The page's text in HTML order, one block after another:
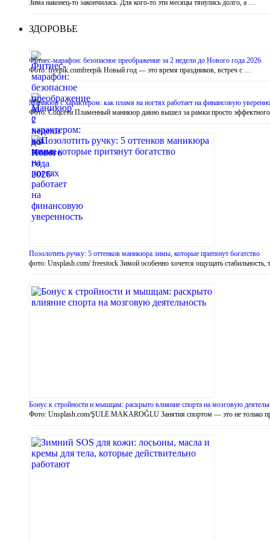
Зима наконец-то закончилась. Для кого-то эти месяцы тянулись долго, а …
ЗДОРОВЬЕ
Фитнес-марафон: безопасное преображение за 2 недели до Нового года 2026
Фото: freepik.comfreepik Новый год — это время праздников, встреч с …
Маникюр с характером: как пламя на ногтях работает на финансовую
Фото: Соцсети Пламенный маникюр давно вышел за рамки просто
Позолотить ручку: 5 оттенков маникюра зимы, которые притянут богатство
фото: Unsplash.com/ freestock Зимой особенно хочется ощущать стабильность,
Бонус к стройности и мышцам: раскрыто влияние спорта на мозговую
Фото: Unsplash.com/ŞULE MAKAROĞLU Занятия спортом — это не только